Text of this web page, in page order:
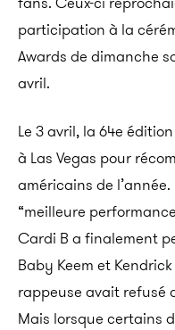
participation à la
Awards de dimanche
avril.
Le 3 avril, la 64e
à Las Vegas pour
américains de
“meilleure
Cardi B a finalement
Baby Keem et
rappeuse avait refusé
Mais lorsque certains